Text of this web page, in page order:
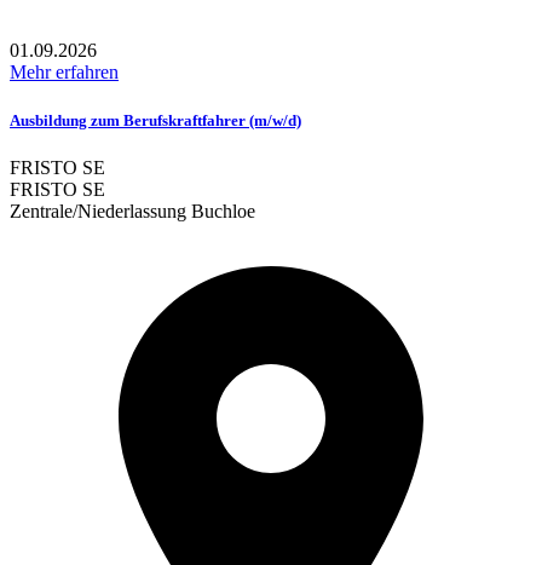
01.09.2026
Mehr erfahren
Ausbildung zum Berufskraftfahrer (m/w/d)
FRISTO SE
FRISTO SE
Zentrale/Niederlassung Buchloe